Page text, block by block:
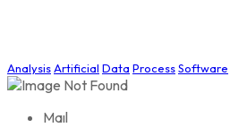
AnalysisArtificial Data ProcessSoftware
Maıl